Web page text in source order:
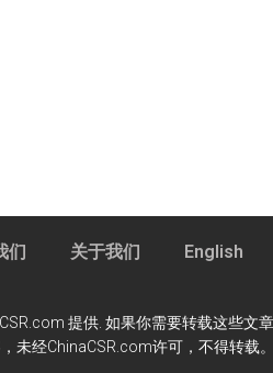
们 关于我们 English
提供. 如果你需要转载这些文
未经ChinaCSR.com许可，不得转载。